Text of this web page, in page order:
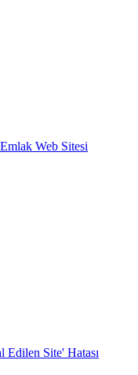
Web Sitesi
Site' Hatası